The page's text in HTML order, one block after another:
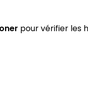
pour vérifier les